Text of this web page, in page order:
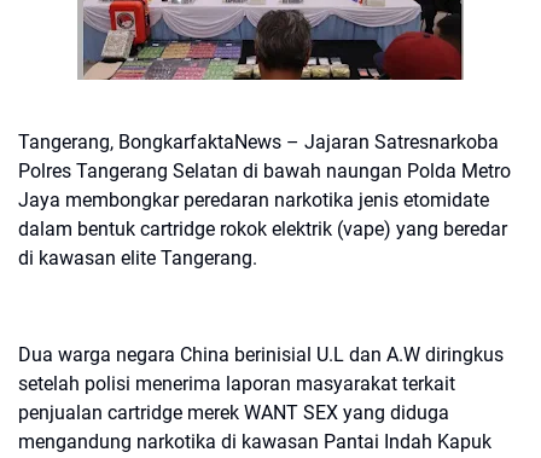
‎Tangerang, BongkarfaktaNews – Jajaran Satresnarkoba
Polres Tangerang Selatan di bawah naungan Polda Metro
Jaya membongkar peredaran narkotika jenis etomidate
dalam bentuk cartridge rokok elektrik (vape) yang beredar
di kawasan elite Tangerang.
‎Dua warga negara China berinisial U.L dan A.W diringkus
setelah polisi menerima laporan masyarakat terkait
penjualan cartridge merek WANT SEX yang diduga
mengandung narkotika di kawasan Pantai Indah Kapuk